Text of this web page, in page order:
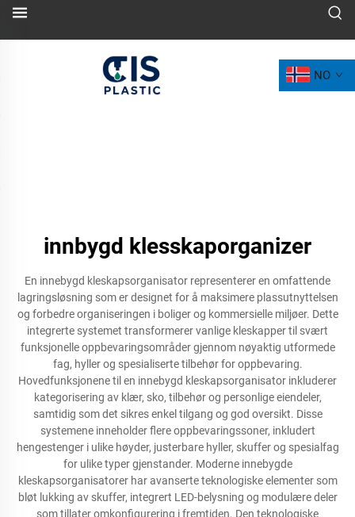
NO
innbygd klesskaporganizer
En innebygd kleskapsorganisator representerer en omfattende
lagringsløsning som er designet for å maksimere plassutnyttelsen
og forbedre organiseringen i boliger og kommersielle miljøer. Dette
integrerte systemet transformerer vanlige kleskapper til svært
funksjonelle oppbevaringsområder gjennom nøyaktig utformede
fag, hyller og spesialiserte tilbehør for oppbevaring.
Hovedfunksjonene til en innebygd kleskapsorganisator inkluderer
kategorisering av klær, sko, tilbehør og personlige eiendeler,
samtidig som det sikres enkel tilgang og god oversikt. Disse
systemene inneholder flere oppbevaringssoner, inkludert
hengestenger i ulike høyder, justerbare hyller, skuffer og spesialfag
for ulike typer gjenstander. Moderne innebygde
kleskapsorganisatorer har avanserte teknologiske elementer som
bløt lukking av skuffer, integrert LED-belysning og modulære deler
som tillater omkonfigurering i fremtiden. Den teknologiske